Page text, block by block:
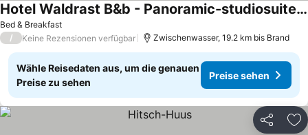
Bed & Breakfast
Hotel Waldrast B&b - Panoramic-studiosuite, 2 schlafzimmer, Nichtraucher, Bergblick
/ Keine Rezensionen verfügbar Zwischenwasser, 19.2 km bis Brand
Wähle Reisedaten aus, um die genauen
Preise zu sehen
Preise sehen
Teilen